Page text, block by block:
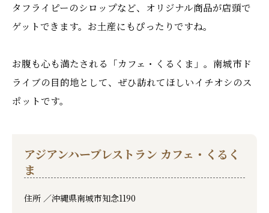
タフライピーのシロップなど、オリジナル商品が店頭で
ゲットできます。お土産にもぴったりですね。
お腹も心も満たされる「カフェ・くるくま」。南城市ド
ライブの目的地として、ぜひ訪れてほしいイチオシのス
ポットです。
アジアンハーブレストラン カフェ・くるく
ま
住所 ／沖縄県南城市知念1190